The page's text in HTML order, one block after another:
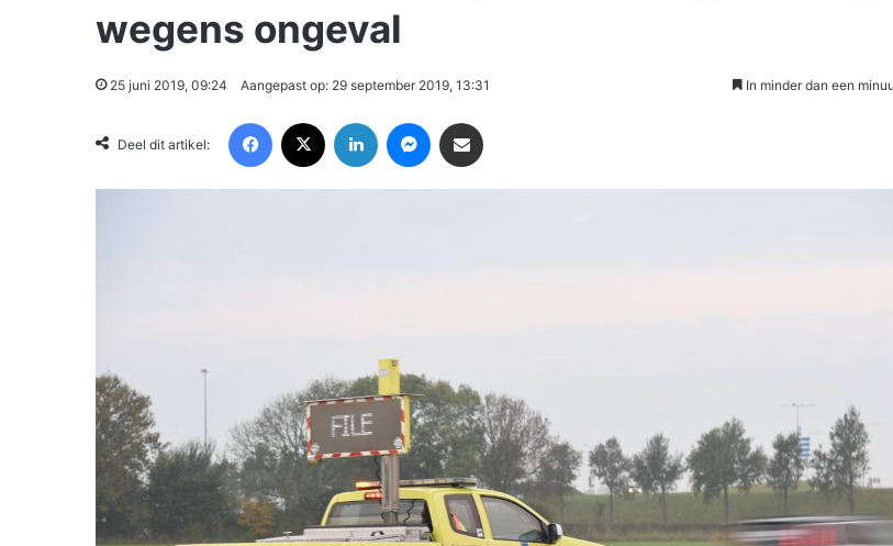
wegens ongeval
25 juni 2019, 09:24 Aangepast op: 29 september 2019, 13:31 In minder dan een
Deel dit artikel: